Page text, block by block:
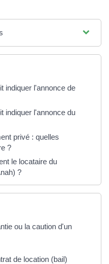
indiquer l'annonce de
indiquer l'annonce du
privé : quelles
?
le locataire du
?
ou la caution d'un
de location (bail)